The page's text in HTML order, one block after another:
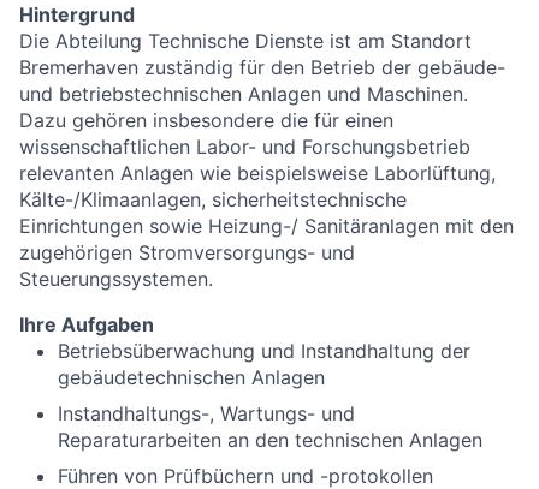
Hintergrund
Die Abteilung Technische Dienste ist am Standort
Bremerhaven zuständig für den Betrieb der gebäude-
und betriebstechnischen Anlagen und Maschinen.
Dazu gehören insbesondere die für einen
wissenschaftlichen Labor- und Forschungsbetrieb
relevanten Anlagen wie beispielsweise Laborlüftung,
Kälte-/Klimaanlagen, sicherheitstechnische
Einrichtungen sowie Heizung-/ Sanitäranlagen mit den
zugehörigen Stromversorgungs- und
Steuerungssystemen.
Ihre Aufgaben
Betriebsüberwachung und Instandhaltung der
gebäudetechnischen Anlagen
Instandhaltungs-, Wartungs- und
Reparaturarbeiten an den technischen Anlagen
Führen von Prüfbüchern und -protokollen